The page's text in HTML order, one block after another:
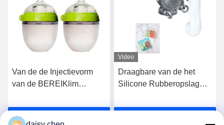
Draagbare van de het
Silicone Rubberopslag
Vloeibare de Zak
Vastgestelde Opnieuw te
Krijg Beste Prijs
De Rang het Vloeibare
Silicone van het
Snelle Genezen en Lage